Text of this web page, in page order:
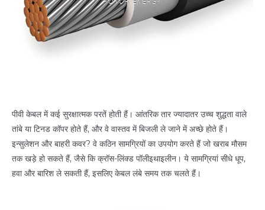
पीवी केबल में कई सुरक्षात्मक परतें होती हैं। आंतरिक तार ज्यादातर उच्च शुद्धता वाले
तांबे या टिनड कॉपर होते हैं, और वे वास्तव में बिजली ले जाने में अच्छे होते हैं।
इन्सुलेशन और बाहरी कवर? वे कठिन सामग्रियों का उपयोग करते हैं जो खराब मौसम
तक खड़े हो सकते हैं, जैसे कि क्रॉस-लिंक्ड पॉलीइथाइलीन। ये सामग्रियां सीधे धूप,
हवा और बारिश ले सकती हैं, इसलिए केबल लंबे समय तक चलते हैं।